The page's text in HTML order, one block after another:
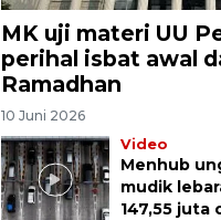
MK uji materi UU
perihal isbat awal
Ramadhan
10 Juni 2026
Video
Menhub
mudik
147,55 juta